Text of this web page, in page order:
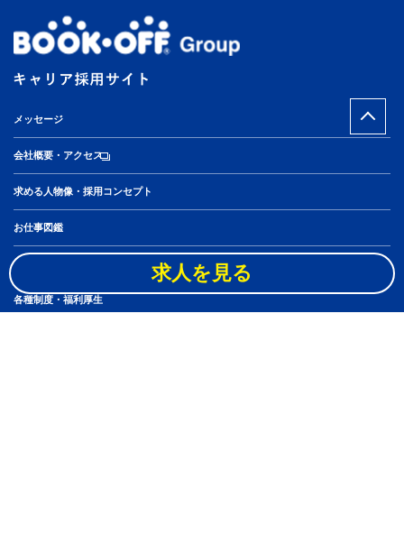
メッセージ
会社概要・アクセス
求める人物像・採用コンセプト
お仕事図鑑
社員10人のキャリアステップ
各種制度・福利厚生
求人を見る